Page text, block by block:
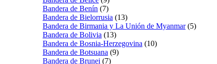
Bandera de Benín (7)
Bandera de Bielorrusia (13)
Bandera de Birmania y La Unión de Myanmar (5)
Bandera de Bolivia (13)
Bandera de Bosnia-Herzegovina (10)
Bandera de Botsuana (9)
Bandera de Brunei (7)